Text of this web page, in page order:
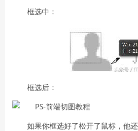
框选中：
框选后：
如果你框选好了松开了鼠标，他